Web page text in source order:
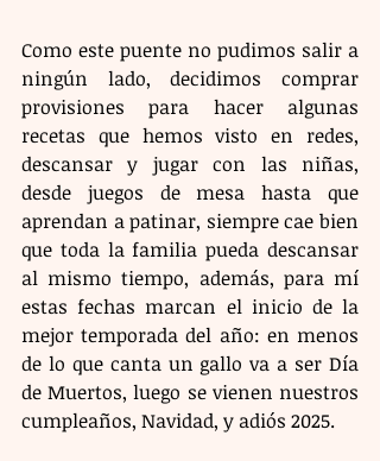
Como este puente no pudimos salir a
ningún lado, decidimos comprar
provisiones para hacer algunas
recetas que hemos visto en redes,
descansar y jugar con las niñas,
desde juegos de mesa hasta que
aprendan a patinar, siempre cae bien
que toda la familia pueda descansar
al mismo tiempo, además, para mí
estas fechas marcan el inicio de la
mejor temporada del año: en menos
de lo que canta un gallo va a ser Día
de Muertos, luego se vienen nuestros
cumpleaños, Navidad, y adiós 2025.